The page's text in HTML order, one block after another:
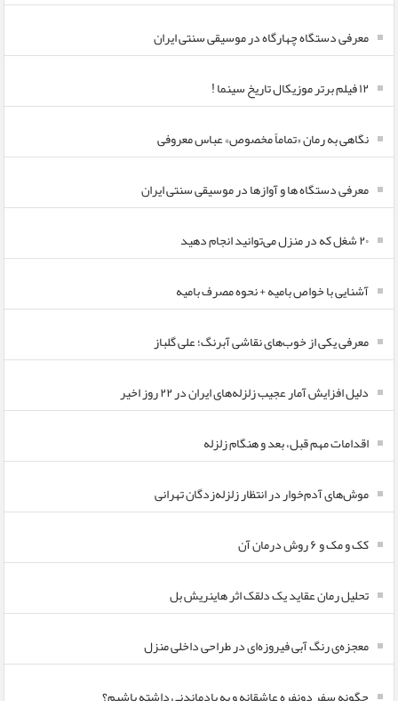
معرفی دستگاه چهارگاه در موسیقی سنتی ایران
۱۲ فیلم برتر موزیکال تاریخ سینما !
نگاهی به رمان «تماماً مخصوص» عباس معروفی
معرفی دستگاه ها و آوازها در موسیقی سنتی ایران
۲۰ شغل که در منزل می‌توانید انجام دهید
آشنایی با خواص بامیه + نحوه مصرف بامیه
معرفی یکی از خوب‌های نقاشی آبرنگ؛ علی گلباز
دلیل افزایش آمار عجیب زلزله‌های ایران در ۲۲ روز اخیر
اقدامات مهم قبل، بعد و هنگام زلزله
موش‌های آدم‌خوار در انتظار زلزله‌زدگان تهرانی
کک و مک و ۶ روش درمان آن
تحلیل رمان عقاید یک دلقک اثر هاینریش بل
معجزه‌ی رنگ آبی فیروزه‌ای در طراحی داخلی منزل